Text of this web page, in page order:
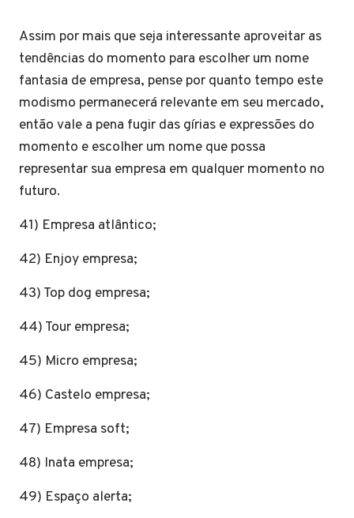
Assim por mais que seja interessante aproveitar as
tendências do momento para escolher um nome
fantasia de empresa, pense por quanto tempo este
modismo permanecerá relevante em seu mercado,
então vale a pena fugir das gírias e expressões do
momento e escolher um nome que possa
representar sua empresa em qualquer momento no
futuro.
41) Empresa atlântico;
42) Enjoy empresa;
43) Top dog empresa;
44) Tour empresa;
45) Micro empresa;
46) Castelo empresa;
47) Empresa soft;
48) Inata empresa;
49) Espaço alerta;